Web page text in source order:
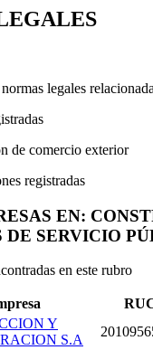
legales
de comercio exterior
registradas
EN:
DE SERVICIO
en este rubro
Y
S.A